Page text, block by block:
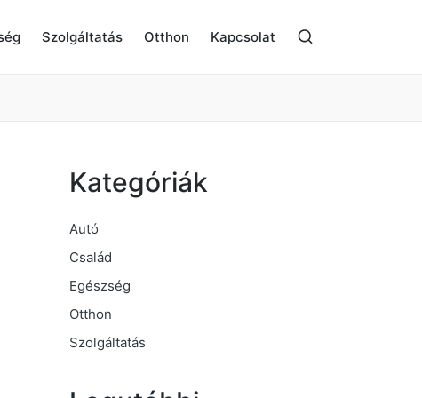
Szolgáltatás Otthon Kapcsolat
Kategóriák
Autó
Család
Egészség
Otthon
Szolgáltatás